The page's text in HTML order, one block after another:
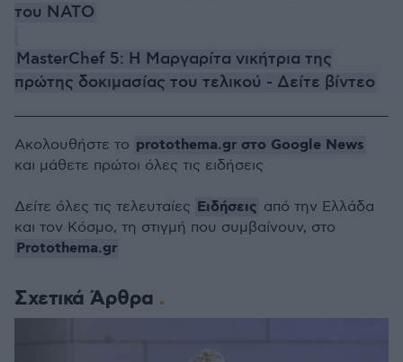
του NATO
MasterChef 5: Η Μαργαρίτα νικήτρια της
πρώτης δοκιμασίας του τελικού - Δείτε βίντεο
Σχετικά Άρθρα
Ακολουθήστε το protothema.gr στο Google News
και μάθετε πρώτοι όλες τις ειδήσεις
Δείτε όλες τις τελευταίες Ειδήσεις από την Ελλάδα
και τον Κόσμο, τη στιγμή που συμβαίνουν, στο
Protothema.gr